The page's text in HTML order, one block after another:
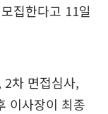
집한다고 11일
차 면접심사,
이사장이 최종